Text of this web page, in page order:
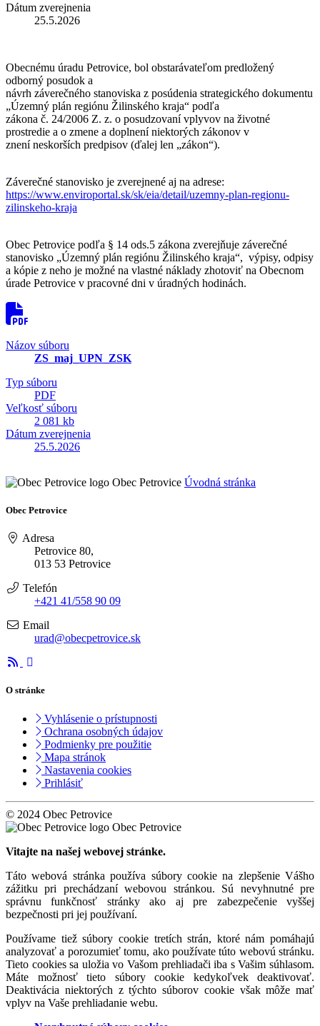
Dátum zverejnenia
25.5.2026
Obecnému úradu Petrovice, bol obstarávateľom predložený
odborný posudok a
návrh záverečného stanoviska z posúdenia strategického dokumentu
„Územný plán regiónu Žilinského kraja“ podľa
zákona č. 24/2006 Z. z. o posudzovaní vplyvov na životné
prostredie a o zmene a doplnení niektorých zákonov v
znení neskorších predpisov (ďalej len „zákon“).
Záverečné stanovisko je zverejnené aj na adrese:
https://www.enviroportal.sk/sk/eia/detail/uzemny-plan-regionu-
zilinskeho-kraja
Obec Petrovice podľa § 14 ods.5 zákona zverejňuje záverečné
stanovisko „Územný plán regiónu Žilinského kraja“, výpisy, odpisy
a kópie z neho je možné na vlastné náklady zhotoviť na Obecnom
úrade Petrovice v pracovné dni v úradných hodinách.
Názov súboru
ZS_maj_UPN_ZSK
Typ súboru
PDF
Veľkosť súboru
2 081 kb
Dátum zverejnenia
25.5.2026
Obec Petrovice Úvodná stránka
Obec Petrovice
Adresa
Petrovice 80,
013 53 Petrovice
Telefón
+421 41/558 90 09
Email
urad@obecpetrovice.sk
O stránke
Vyhlásenie o prístupnosti
Ochrana osobných údajov
Podmienky pre použitie
Mapa stránok
Nastavenia cookies
Prihlásiť
© 2024 Obec Petrovice
Obec Petrovice
Vitajte na našej webovej stránke.
Táto webová stránka používa súbory cookie na zlepšenie Vášho
zážitku pri prechádzaní webovou stránkou. Sú nevyhnutné pre
správnu funkčnosť stránky ako aj pre zabezpečenie vyššej
bezpečnosti pri jej používaní.
Používame tiež súbory cookie tretích strán, ktoré nám pomáhajú
analyzovať a porozumieť tomu, ako používate túto webovú stránku.
Tieto cookies sa uložia vo Vašom prehliadači iba s Vašim súhlasom.
Máte možnosť tieto súbory cookie kedykoľvek deaktivovať.
Deaktivácia niektorých z týchto súborov cookie však môže mať
vplyv na Vaše prehliadanie webu.